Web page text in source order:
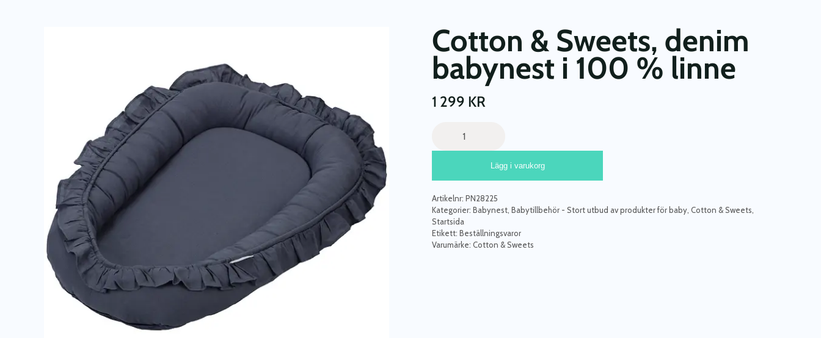
Cotton & Sweets, denim
babynest i 100 % linne
1 299 KR
Sweets,
babynest
i
100
%
linne
mängd
Lägg i varukorg
Artikelnr: PN28225
Kategorier: Babynest Babytillbehör - Stort utbud av produkter för baby Cotton & Sweets
Startsida
Etikett: Beställningsvaror
Varumärke: Cotton & Sweets